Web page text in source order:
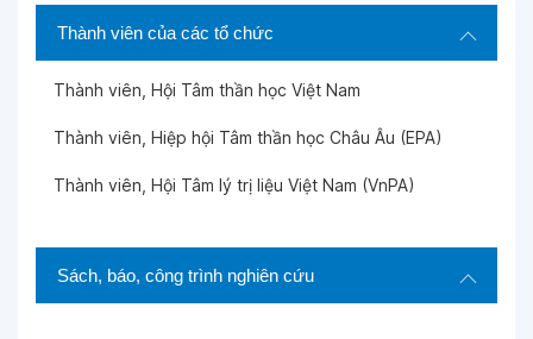
Thành viên của các tổ chức
Thành viên, Hội Tâm thần học Việt Nam
Thành viên, Hiệp hội Tâm thần học Châu Âu (EPA)
Thành viên, Hội Tâm lý trị liệu Việt Nam (VnPA)
Sách, báo, công trình nghiên cứu